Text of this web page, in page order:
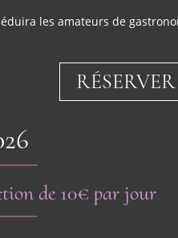
les amateurs de
RÉSERVER
de 10€ par jour